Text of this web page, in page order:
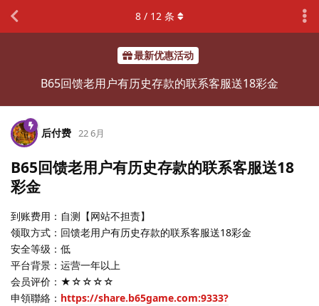
最新优惠活动
B65回馈老用户有历史存款的联系客服送18彩金
8 / 12 条
后付费 22 6月
B65回馈老用户有历史存款的联系客服送18
彩金
到账费用：自测【网站不担责】
领取方式：回馈老用户有历史存款的联系客服送18彩金
安全等级：低
平台背景：运营一年以上
会员评价：★☆☆☆☆
申領聯絡： https://share.b65game.com:9333?